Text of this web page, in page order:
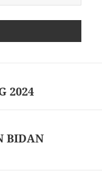
2024
BIDAN